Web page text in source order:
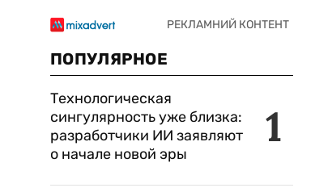
ПОПУЛЯРНОЕ
1
Технологическая
сингулярность уже близка:
разработчики ИИ заявляют
о начале новой эры